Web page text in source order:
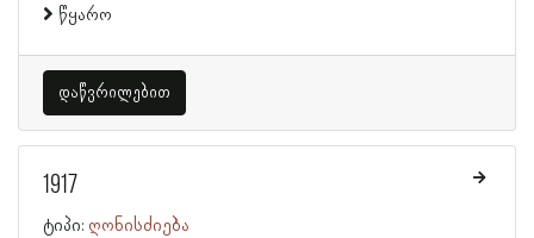
წყარო
დაწვრილებით
1917
ტიპი: ღონისძიება